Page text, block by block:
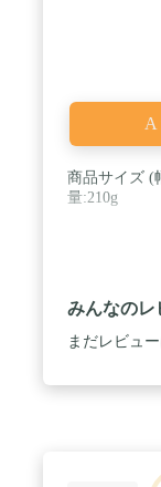
商品サイズ (
量:210g
みんなのレ
まだレビュ